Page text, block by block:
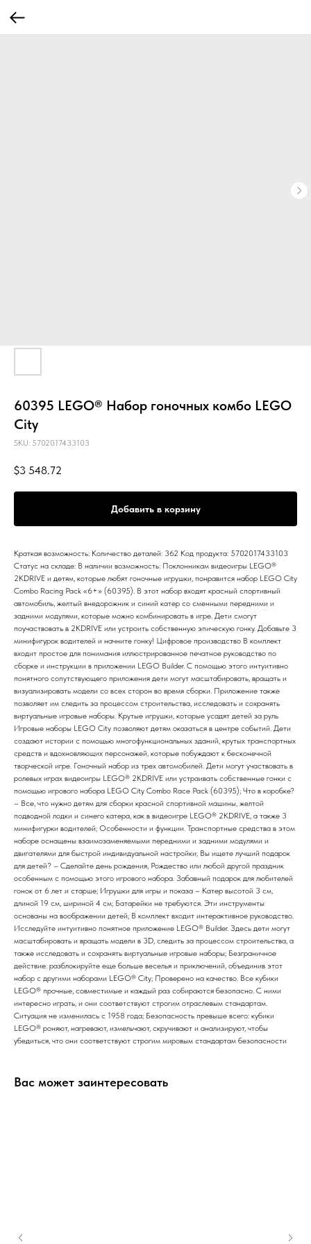
60395 LEGO® Набор гоночных комбо LEGO
City
SKU: 5702017433103
$3 548.72
Добавить в корзину
Краткая возможность: Количество деталей: 362 Код продукта: 5702017433103
Статус на складе: В наличии возможность: Поклонникам видеоигры LEGO®
2KDRIVE и детям, которые любят гоночные игрушки, понравится набор LEGO City
Combo Racing Pack «6+» (60395). В этот набор входят красный спортивный
автомобиль, желтый внедорожник и синий катер со сменными передними и
задними модулями, которые можно комбинировать в игре. Дети смогут
поучаствовать в 2KDRIVE или устроить собственную эпическую гонку. Добавьте 3
минифигурок водителей и начните гонку! Цифровое производство В комплект
входит простое для понимания иллюстрированное печатное руководство по
сборке и инструкции в приложении LEGO Builder. С помощью этого интуитивно
понятного сопутствующего приложения дети могут масштабировать, вращать и
визуализировать модели со всех сторон во время сборки. Приложение также
позволяет им следить за процессом строительства, исследовать и сохранять
виртуальные игровые наборы. Крутые игрушки, которые усадят детей за руль
Игровые наборы LEGO City позволяют детям оказаться в центре событий. Дети
создают истории с помощью многофункциональных зданий, крутых транспортных
средств и вдохновляющих персонажей, которые побуждают к бесконечной
творческой игре. Гоночный набор из трех автомобилей. Дети могут участвовать в
ролевых играх видеоигры LEGO® 2KDRIVE или устраивать собственные гонки с
помощью игрового набора LEGO City Combo Race Pack (60395); Что в коробке?
– Все, что нужно детям для сборки красной спортивной машины, желтой
подводной лодки и синего катера, как в видеоигре LEGO® 2KDRIVE, а также 3
минифигурки водителей; Особенности и функции. Транспортные средства в этом
наборе оснащены взаимозаменяемыми передними и задними модулями и
двигателями для быстрой индивидуальной настройки; Вы ищете лучший подарок
для детей? – Сделайте день рождения, Рождество или любой другой праздник
особенным с помощью этого игрового набора. Забавный подарок для любителей
гонок от 6 лет и старше; Игрушки для игры и показа – Катер высотой 3 см,
длиной 19 см, шириной 4 см; Батарейки не требуются. Эти инструменты
основаны на воображении детей; В комплект входит интерактивное руководство.
Исследуйте интуитивно понятное приложение LEGO® Builder. Здесь дети могут
масштабировать и вращать модели в 3D, следить за процессом строительства, а
также исследовать и сохранять виртуальные игровые наборы; Безграничное
действие: разблокируйте еще больше веселья и приключений, объединив этот
набор с другими наборами LEGO® City; Проверено на качество. Все кубики
LEGO® прочные, совместимые и каждый раз собираются безопасно. С ними
интересно играть, и они соответствуют строгим отраслевым стандартам.
Ситуация не изменилась с 1958 года; Безопасность превыше всего: кубики
LEGO® роняют, нагревают, измельчают, скручивают и анализируют, чтобы
убедиться, что они соответствуют строгим мировым стандартам безопасности
Вас может заинтересовать